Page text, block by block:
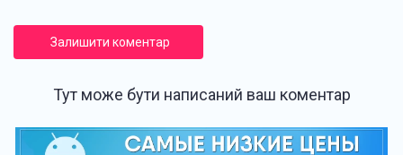
Залишити коментар
Тут може бути написаний ваш коментар